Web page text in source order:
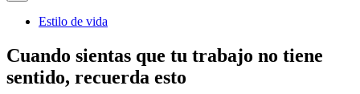
Estilo de vida
Cuando sientas que tu trabajo no tiene
sentido, recuerda esto